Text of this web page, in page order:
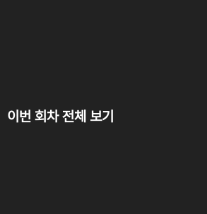
이번 회차 전체 보기